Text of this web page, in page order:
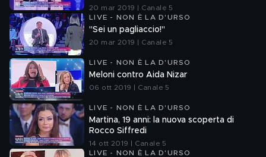
20 mar 2019 | Canale 5
LIVE - NON È LA D'URSO
"Sei un pagliaccio!"
20 mar 2019 | Canale 5
LIVE - NON È LA D'URSO
Meloni contro Aida Nizar
06 ott 2019 | Canale 5
LIVE - NON È LA D'URSO
Martina, 19 anni: la nuova scoperta di
Rocco Siffredi
14 ott 2019 | Canale 5
LIVE - NON È LA D'URSO